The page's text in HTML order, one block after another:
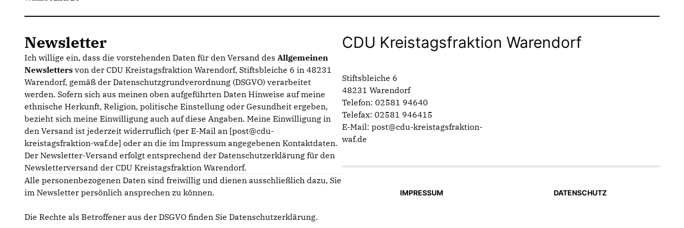
Newsletter
Ich willige ein, dass die vorstehenden Daten für den Versand des Allgemeinen
Newsletters von der CDU Kreistagsfraktion Warendorf, Stiftsbleiche 6 in 48231
Warendorf, gemäß der Datenschutzgrundverordnung (DSGVO) verarbeitet
werden. Sofern sich aus meinen oben aufgeführten Daten Hinweise auf meine
ethnische Herkunft, Religion, politische Einstellung oder Gesundheit ergeben,
bezieht sich meine Einwilligung auch auf diese Angaben. Meine Einwilligung in
den Versand ist jederzeit widerruflich (per E-Mail an [post@cdu-
kreistagsfraktion-waf.de] oder an die im Impressum angegebenen Kontaktdaten.
Der Newsletter-Versand erfolgt entsprechend der Datenschutzerklärung für den
Newsletterversand der CDU Kreistagsfraktion Warendorf.
Alle personenbezogenen Daten sind freiwillig und dienen ausschließlich dazu, Sie
im Newsletter persönlich ansprechen zu können.
Die Rechte als Betroffener aus der DSGVO finden Sie Datenschutzerklärung.
CDU Kreistagsfraktion Warendorf
Stiftsbleiche 6
48231 Warendorf
Telefon: 02581 94640
Telefax: 02581 946415
E-Mail: post@cdu-kreistagsfraktion-
waf.de
IMPRESSUM DATENSCHUTZ